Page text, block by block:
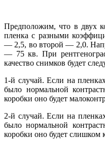
Предположим, что в двух
пленка с разными
— 2,5, во второй — 2,0.
— 75 кв. При
качество снимков будет
1-й случай. Если на
было нормальной
коробки оно будет
2-й случай. Если на
было нормальной
коробки оно будет слишком